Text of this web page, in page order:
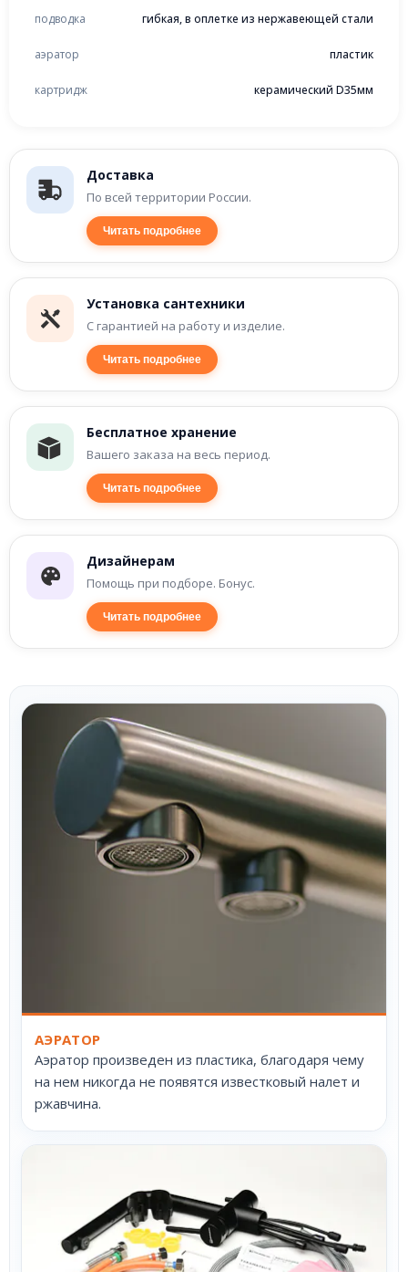
Доставка
По всей территории России.
Читать подробнее
Установка сантехники
С гарантией на работу и изделие.
Читать подробнее
Бесплатное хранение
Вашего заказа на весь период.
Читать подробнее
Дизайнерам
Помощь при подборе. Бонус.
Читать подробнее
подводка гибкая, в оплетке из нержавеющей стали
аэратор пластик
картридж керамический D35мм
АЭРАТОР
Аэратор произведен из пластика, благодаря чему
на нем никогда не появятся известковый налет и
ржавчина.